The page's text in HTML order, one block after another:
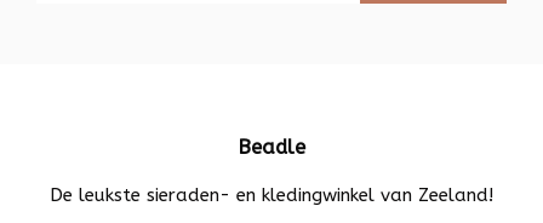
Beadle
De leukste sieraden- en kledingwinkel van Zeeland!